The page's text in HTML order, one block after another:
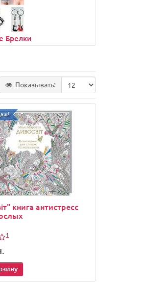
Брелки
Показывать:
книга антистресс
1